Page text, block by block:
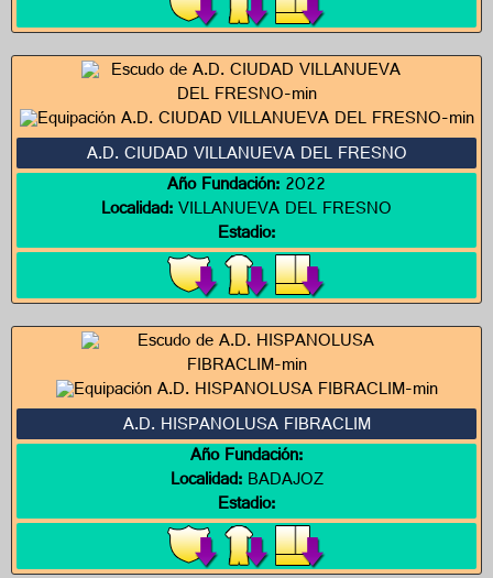
A.D. CIUDAD VILLANUEVA DEL FRESNO
Año Fundación:2022
Localidad:VILLANUEVA DEL FRESNO
Estadio:
A.D. HISPANOLUSA FIBRACLIM
Año Fundación:
Localidad:BADAJOZ
Estadio: